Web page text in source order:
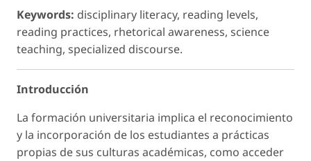
Keywords: disciplinary literacy, reading levels,
reading practices, rhetorical awareness, science
teaching, specialized discourse.
Introducción
La formación universitaria implica el reconocimiento
y la incorporación de los estudiantes a prácticas
propias de sus culturas académicas, como acceder